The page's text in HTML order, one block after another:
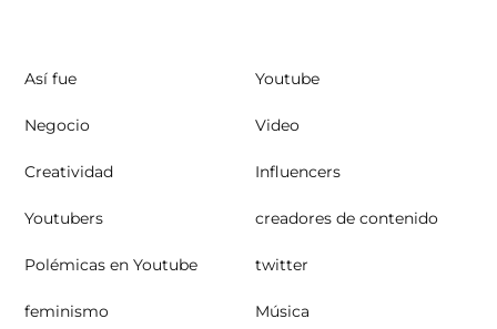
Así fue Youtube
Negocio Video
Creatividad Influencers
Youtubers creadores de contenido
Polémicas en Youtube twitter
feminismo Música